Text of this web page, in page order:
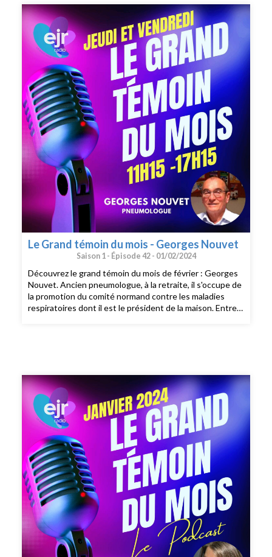
malveillants portés sur sa fille, Laëtitia nous montre avec
passion comment elle utilise son entreprise pour
promouvoir l'inclusion et sensibiliser les gens à la
Trisomie 21. Ne manquez pas cette interview inspirante
où Laëtitia nous dévoile ses motivations, son optimisme
et sa vision d'un monde plus inclusif pour tous. Bonne
écoute!
Le Grand témoin du mois - Georges Nouvet
Saison 1 - Épisode 42 - 01/02/2024
Découvrez le grand témoin du mois de février : Georges
Nouvet. Ancien pneumologue, à la retraite, il s'occupe de
la promotion du comité normand contre les maladies
respiratoires dont il est le président de la maison. Entre
risques de la pollution internes et externes. Bonne
écoute!